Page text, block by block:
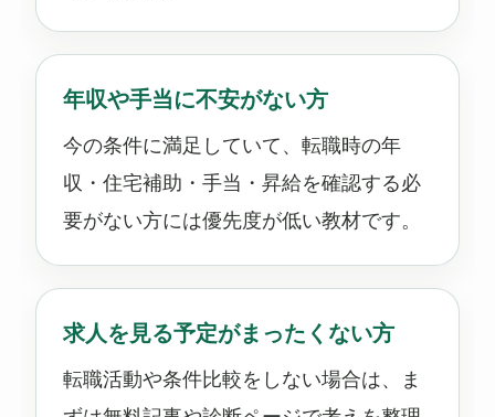
年収や手当に不安がない方
今の条件に満足していて、転職時の年
収・住宅補助・手当・昇給を確認する必
要がない方には優先度が低い教材です。
求人を見る予定がまったくない方
転職活動や条件比較をしない場合は、ま